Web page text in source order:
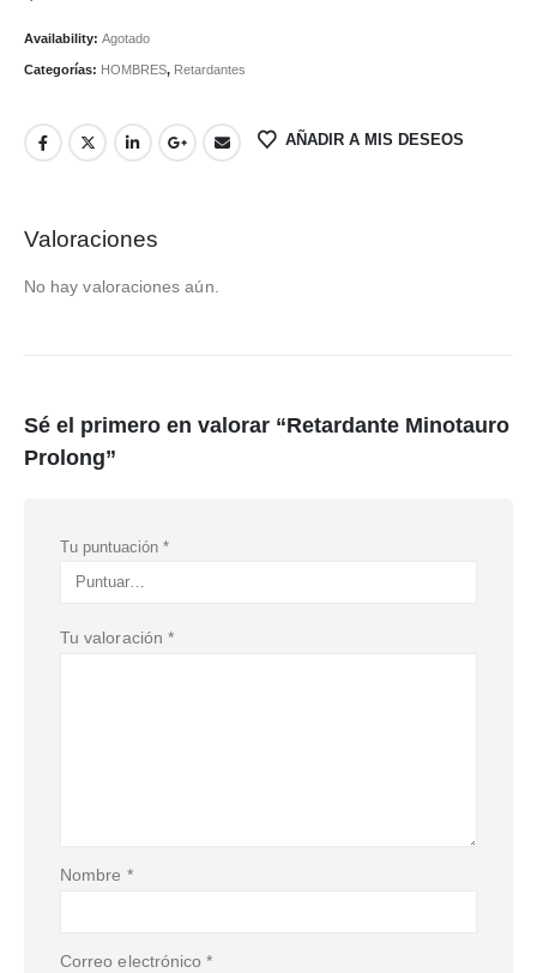
Availability: Agotado
Categorías: HOMBRES, Retardantes
AÑADIR A MIS DESEOS
Valoraciones
No hay valoraciones aún.
Sé el primero en valorar “Retardante Minotauro
Prolong”
Tu puntuación *
Tu valoración *
Nombre *
Correo electrónico*